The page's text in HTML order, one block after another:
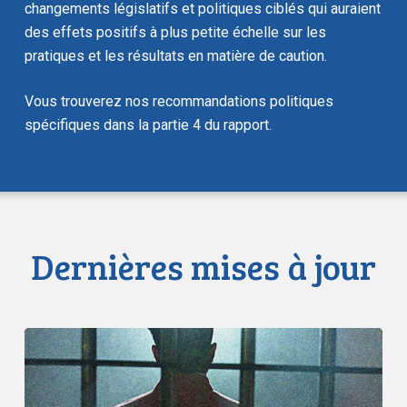
changements législatifs et politiques ciblés qui auraient
des effets positifs à plus petite échelle sur les
pratiques et les résultats en matière de caution.
Vous trouverez nos recommandations politiques
spécifiques dans la partie 4 du rapport.
Dernières mises à jour
L’ACLC
demande
aux